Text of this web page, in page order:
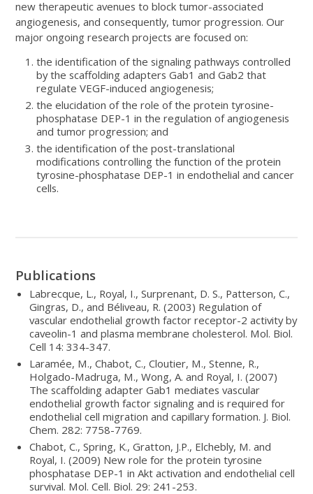
new therapeutic avenues to block tumor-associated
angiogenesis, and consequently, tumor progression. Our
major ongoing research projects are focused on:
the identification of the signaling pathways controlled
by the scaffolding adapters Gab1 and Gab2 that
regulate VEGF-induced angiogenesis;
the elucidation of the role of the protein tyrosine-
phosphatase DEP-1 in the regulation of angiogenesis
and tumor progression; and
the identification of the post-translational
modifications controlling the function of the protein
tyrosine-phosphatase DEP-1 in endothelial and cancer
cells.
Publications
Labrecque, L., Royal, I., Surprenant, D. S., Patterson, C.,
Gingras, D., and Béliveau, R. (2003) Regulation of
vascular endothelial growth factor receptor-2 activity by
caveolin-1 and plasma membrane cholesterol. Mol. Biol.
Cell 14: 334-347.
Laramée, M., Chabot, C., Cloutier, M., Stenne, R.,
Holgado-Madruga, M., Wong, A. and Royal, I. (2007)
The scaffolding adapter Gab1 mediates vascular
endothelial growth factor signaling and is required for
endothelial cell migration and capillary formation. J. Biol.
Chem. 282: 7758-7769.
Chabot, C., Spring, K., Gratton, J.P., Elchebly, M. and
Royal, I. (2009) New role for the protein tyrosine
phosphatase DEP-1 in Akt activation and endothelial cell
survival. Mol. Cell. Biol. 29: 241-253.